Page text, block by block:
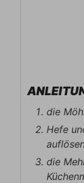
die
Hefe
die